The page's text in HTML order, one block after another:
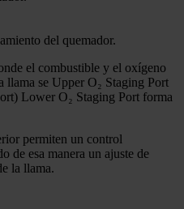
del quemador.
el combustible y el oxígeno
se Upper O₂ Staging Port
Lower O₂ Staging Port forma
permiten un control
de esa manera un ajuste de
la llama.